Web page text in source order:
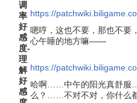
调
率 https://
好
感
度-
理
解
嗯哼，这也不要，那也不要
心午睡的地方嘛——
https://
好
感
哈啊……中午的阳光真舒服
么？……不对不对，你什么